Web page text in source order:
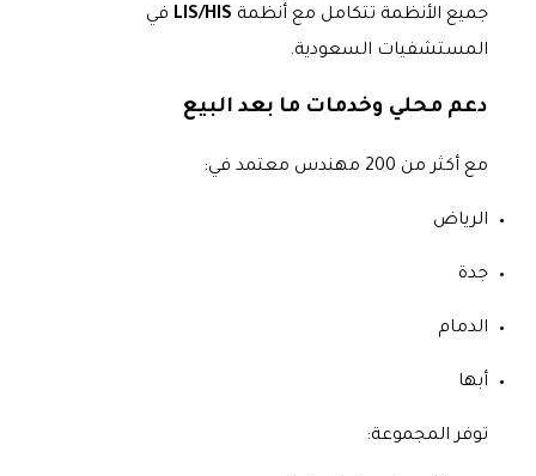
جميع الأنظمة تتكامل مع أنظمة LIS/HIS في
المستشفيات السعودية.
دعم محلي وخدمات ما بعد البيع
مع أكثر من 200 مهندس معتمد في:
الرياض
جدة
الدمام
أبها
توفر المجموعة: